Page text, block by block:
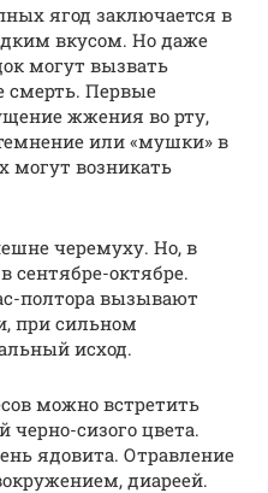
ягод заключается в
вкусом. Но даже
могут вызвать
смерть. Первые
жжения во рту,
или «мушки» в
могут возникать
черемуху. Но, в
сентябре-октябре.
полтора вызывают
при сильном
исход.
можно встретить
черно-сизого цвета.
ядовита. Отравление
диареей.